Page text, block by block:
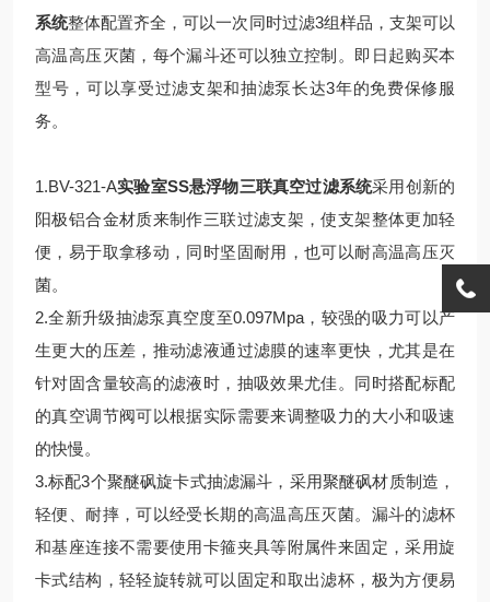
系统整体配置齐全，可以一次同时过滤3组样品，支架可以
高温高压灭菌，每个漏斗还可以独立控制。即日起购买本
型号，可以享受过滤支架和抽滤泵长达3年的免费保修服
务。
1.BV-321-A实验室SS悬浮物三联真空过滤系统采用创新的
阳极铝合金材质来制作三联过滤支架，使支架整体更加轻
便，易于取拿移动，同时坚固耐用，也可以耐高温高压灭
菌。
2.全新升级抽滤泵真空度至0.097Mpa，较强的吸力可以产
生更大的压差，推动滤液通过滤膜的速率更快，尤其是在
针对固含量较高的滤液时，抽吸效果尤佳。同时搭配标配
的真空调节阀可以根据实际需要来调整吸力的大小和吸速
的快慢。
3.标配3个聚醚砜旋卡式抽滤漏斗，采用聚醚砜材质制造，
轻便、耐摔，可以经受长期的高温高压灭菌。漏斗的滤杯
和基座连接不需要使用卡箍夹具等附属件来固定，采用旋
卡式结构，轻轻旋转就可以固定和取出滤杯，极为方便易